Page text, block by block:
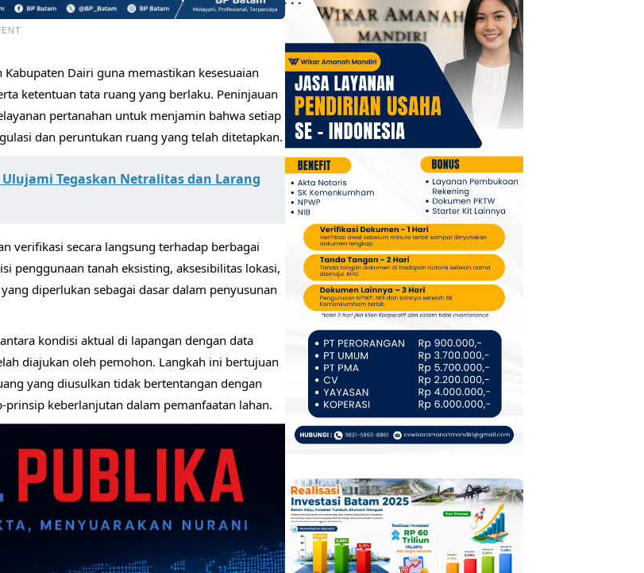
Dairi guna memastikan kesesuaian
ketentuan tata ruang yang berlaku. Peninjauan
pertanahan untuk menjamin bahwa setiap
dan peruntukan ruang yang telah ditetapkan.
Tegaskan Netralitas dan Larang
verifikasi secara langsung terhadap berbagai
penggunaan tanah eksisting, aksesibilitas lokasi,
diperlukan sebagai dasar dalam penyusunan
kondisi aktual di lapangan dengan data
diajukan oleh pemohon. Langkah ini bertujuan
yang diusulkan tidak bertentangan dengan
keberlanjutan dalam pemanfaatan lahan.